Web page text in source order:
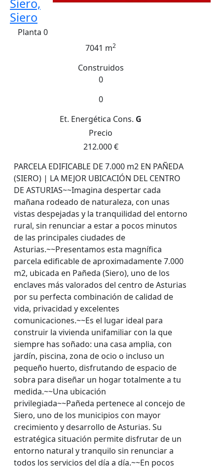
Siero,
Siero
Planta 0
7041 m2
Construidos
0
0
Et. Energética Cons. G
Precio
212.000 €
PARCELA EDIFICABLE DE 7.000 m2 EN PAÑEDA
(SIERO) | LA MEJOR UBICACIÓN DEL CENTRO
DE ASTURIAS~~Imagina despertar cada
mañana rodeado de naturaleza, con unas
vistas despejadas y la tranquilidad del entorno
rural, sin renunciar a estar a pocos minutos
de las principales ciudades de
Asturias.~~Presentamos esta magnífica
parcela edificable de aproximadamente 7.000
m2, ubicada en Pañeda (Siero), uno de los
enclaves más valorados del centro de Asturias
por su perfecta combinación de calidad de
vida, privacidad y excelentes
comunicaciones.~~Es el lugar ideal para
construir la vivienda unifamiliar con la que
siempre has soñado: una casa amplia, con
jardín, piscina, zona de ocio o incluso un
pequeño huerto, disfrutando de espacio de
sobra para diseñar un hogar totalmente a tu
medida.~~Una ubicación
privilegiada~~Pañeda pertenece al concejo de
Siero, uno de los municipios con mayor
crecimiento y desarrollo de Asturias. Su
estratégica situación permite disfrutar de un
entorno natural y tranquilo sin renunciar a
todos los servicios del día a día.~~En pocos